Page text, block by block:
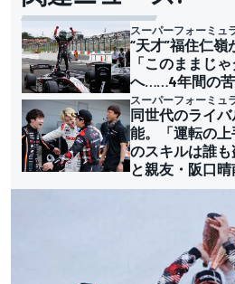
スーパーフォーミュ
“天才”福住仁嶺
「このままじ
へ……4年間の
スーパーフォーミュ
同世代のライ
能。「運転の
のスキルは誰も
と親友・阪口晴